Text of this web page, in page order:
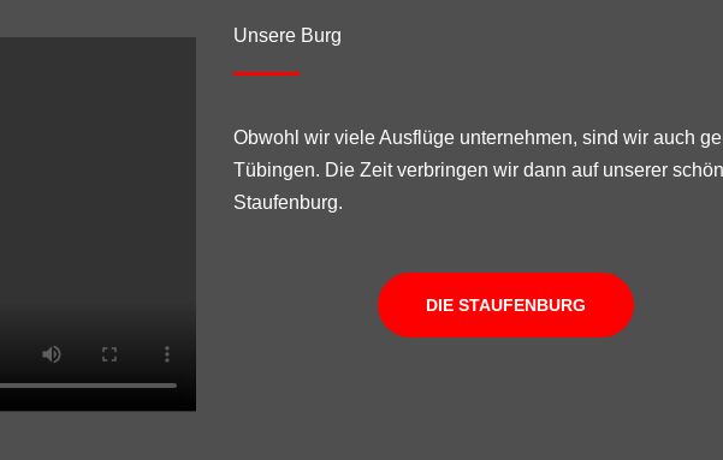
Unsere Burg
Obwohl wir viele Ausflüge unternehmen, sind wir auch
Tübingen. Die Zeit verbringen wir dann auf unserer
Staufenburg.
DIE STAUFENBURG